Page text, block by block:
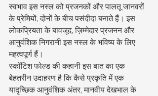
स्वभाव इस नस्ल को प्रजनकों और पालतू जानवरों
के प्रेमियों, दोनों के बीच पसंदीदा बनाते हैं। इस
लोकप्रियता के बावजूद, ज़िम्मेदार प्रजनन और
आनुवंशिक निगरानी इस नस्ल के भविष्य के लिए
महत्वपूर्ण हैं।
स्कॉटिश फोल्ड की कहानी इस बात का एक
बेहतरीन उदाहरण है कि कैसे प्रकृति में एक
यादृच्छिक आनुवंशिक अंतर, मानवीय देखभाल के